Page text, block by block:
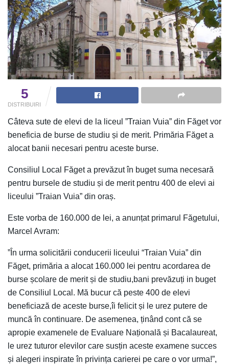
5
DISTRIBUIRI
Câteva sute de elevi de la liceul ”Traian Vuia” din Făget vor
beneficia de burse de studiu și de merit. Primăria Făget a
alocat banii necesari pentru aceste burse.
Consiliul Local Făget a prevăzut în buget suma necesară
pentru bursele de studiu și de merit pentru 400 de elevi ai
liceului ”Traian Vuia” din oraș.
Este vorba de 160.000 de lei, a anunțat primarul Făgetului,
Marcel Avram:
”În urma solicitării conducerii liceului “Traian Vuia” din
Făget, primăria a alocat 160.000 lei pentru acordarea de
burse școlare de merit și de studiu,bani prevăzuți in buget
de Consiliul Local. Mă bucur că peste 400 de elevi
beneficiază de aceste burse,îi felicit și le urez putere de
muncă în continuare. De asemenea, ținând cont că se
apropie examenele de Evaluare Națională și Bacalaureat,
le urez tuturor elevilor care susțin aceste examene succes
și alegeri inspirate în privința carierei pe care o vor urma!”,